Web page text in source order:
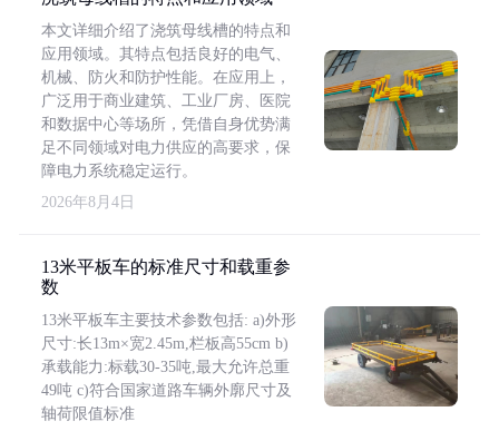
本文详细介绍了浇筑母线槽的特点和
应用领域。其特点包括良好的电气、
机械、防火和防护性能。在应用上，
广泛用于商业建筑、工业厂房、医院
和数据中心等场所，凭借自身优势满
足不同领域对电力供应的高要求，保
障电力系统稳定运行。
2026年8月4日
13米平板车的标准尺寸和载重参
数
13米平板车主要技术参数包括: a)外形
尺寸:长13m×宽2.45m,栏板高55cm b)
承载能力:标载30-35吨,最大允许总重
49吨 c)符合国家道路车辆外廓尺寸及
轴荷限值标准